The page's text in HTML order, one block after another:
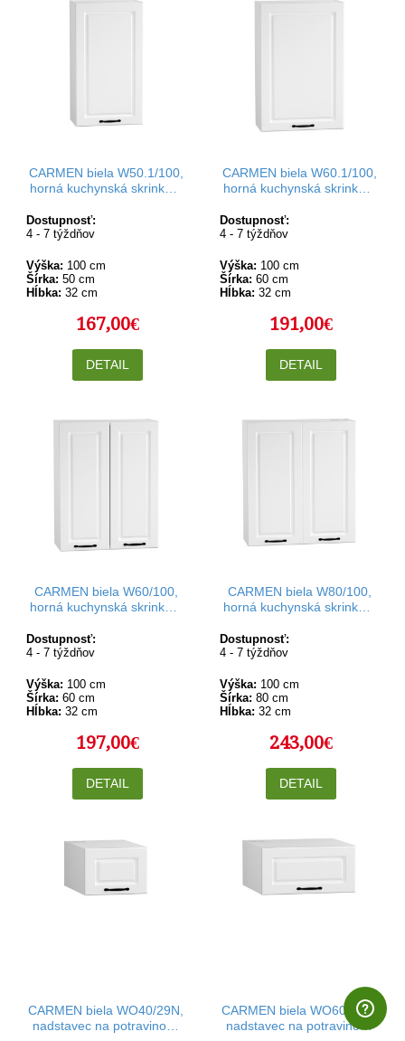
CARMEN biela W50.1/100,
horná kuchynská skrinka v
Dostupnosť:
4 - 7 týždňov
Výška: 100 cm
Šírka: 50 cm
Hĺbka: 32 cm
167,00€
DETAIL
CARMEN biela W60.1/100,
horná kuchynská skrinka v
Dostupnosť:
4 - 7 týždňov
Výška: 100 cm
Šírka: 60 cm
Hĺbka: 32 cm
191,00€
DETAIL
CARMEN biela W60/100,
horná kuchynská skrinka v
Dostupnosť:
4 - 7 týždňov
Výška: 100 cm
Šírka: 60 cm
Hĺbka: 32 cm
197,00€
DETAIL
CARMEN biela W80/100,
horná kuchynská skrinka v
Dostupnosť:
4 - 7 týždňov
Výška: 100 cm
Šírka: 80 cm
Hĺbka: 32 cm
243,00€
DETAIL
CARMEN biela WO40/29N,
nadstavec na potravinovú
CARMEN biela WO60/29N,
nadstavec na potravinovú